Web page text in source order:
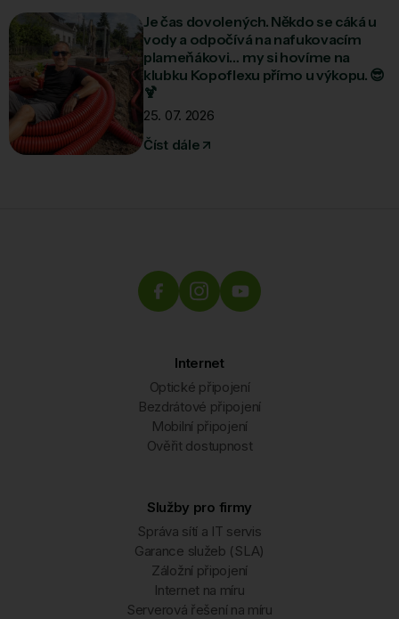
Je čas dovolených. Někdo se cáká u
vody a odpočívá na nafukovacím
plameňákovi… my si hovíme na
klubku Kopoflexu přímo u výkopu. 😎
🍹
25. 07. 2026
Číst dále
Internet
Optické připojení
Bezdrátové připojení
Mobilní připojení
Ověřit dostupnost
Služby pro firmy
Správa sítí a IT servis
Garance služeb (SLA)
Záložní připojení
Internet na míru
Serverová řešení na míru